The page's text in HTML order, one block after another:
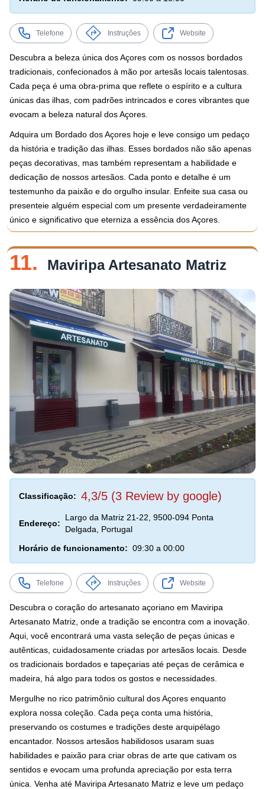
Telefone Instruções Website
Descubra a beleza única dos Açores com os nossos bordados
tradicionais, confecionados à mão por artesãs locais talentosas.
Cada peça é uma obra-prima que reflete o espírito e a cultura
únicas das ilhas, com padrões intrincados e cores vibrantes que
evocam a beleza natural dos Açores.
Adquira um Bordado dos Açores hoje e leve consigo um pedaço
da história e tradição das ilhas. Esses bordados não são apenas
peças decorativas, mas também representam a habilidade e
dedicação de nossos artesãos. Cada ponto e detalhe é um
testemunho da paixão e do orgulho insular. Enfeite sua casa ou
presenteie alguém especial com um presente verdadeiramente
único e significativo que eterniza a essência dos Açores.
11. Maviripa Artesanato Matriz
Classificação: 4,3/5 (3 Review by google)
Endereço:
Largo da Matriz 21-22, 9500-094 Ponta
Delgada, Portugal
Horário de funcionamento: 09:30 a 00:00
Telefone Instruções Website
Descubra o coração do artesanato açoriano em Maviripa
Artesanato Matriz, onde a tradição se encontra com a inovação.
Aqui, você encontrará uma vasta seleção de peças únicas e
autênticas, cuidadosamente criadas por artesãos locais. Desde
os tradicionais bordados e tapeçarias até peças de cerâmica e
madeira, há algo para todos os gostos e necessidades.
Mergulhe no rico patrimônio cultural dos Açores enquanto
explora nossa coleção. Cada peça conta uma história,
preservando os costumes e tradições deste arquipélago
encantador. Nossos artesãos habilidosos usaram suas
habilidades e paixão para criar obras de arte que cativam os
sentidos e evocam uma profunda apreciação por esta terra
única. Venha até Maviripa Artesanato Matriz e leve um pedaço